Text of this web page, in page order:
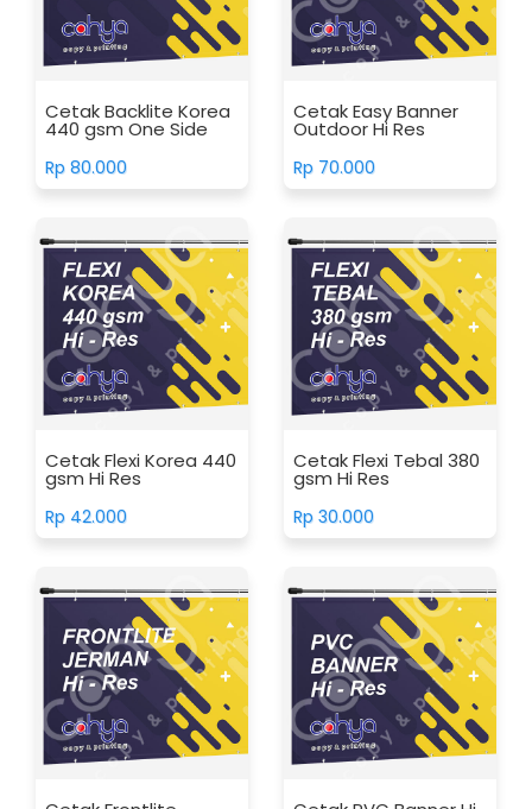
Cetak Backlite Korea
440 gsm One Side
Rp 80.000
Cetak Easy Banner
Outdoor Hi Res
Rp 70.000
Cetak Flexi Korea 440
gsm Hi Res
Rp 42.000
Cetak Flexi Tebal 380
gsm Hi Res
Rp 30.000